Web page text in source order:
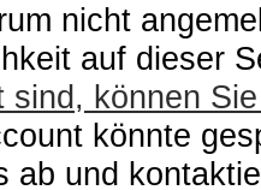
nicht
auf dieser
sind, können
könnte
ab und